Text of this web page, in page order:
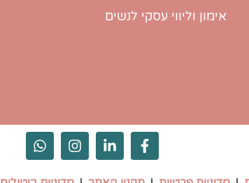
אימון וליווי עסקי לנשים